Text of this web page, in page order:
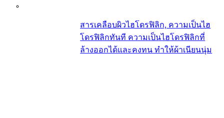
สารเคลือบผิวไฮโดรฟิลิก, ความเป็นไฮ
โดรฟิลิกทันที ความเป็นไฮโดรฟิลิกที่
ล้างออกได้และคงทน ทำให้ผ้าเนียนนุ่ม